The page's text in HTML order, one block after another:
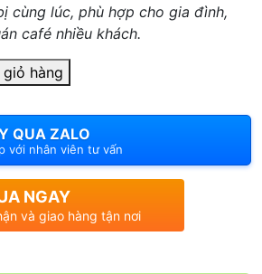
cùng lúc, phù hợp cho gia đình,
café nhiều khách.
hàng
QUA ZALO
với nhân viên tư vấn
NGAY
và giao hàng tận nơi